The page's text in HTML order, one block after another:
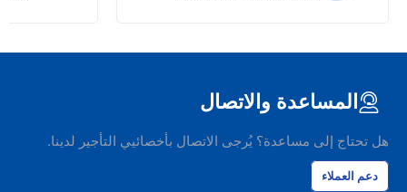
المساعدة والاتصال
هل تحتاج إلى مساعدة؟ يُرجى الاتصال بأخصائيي التأجير لدينا.
دعم العملاء